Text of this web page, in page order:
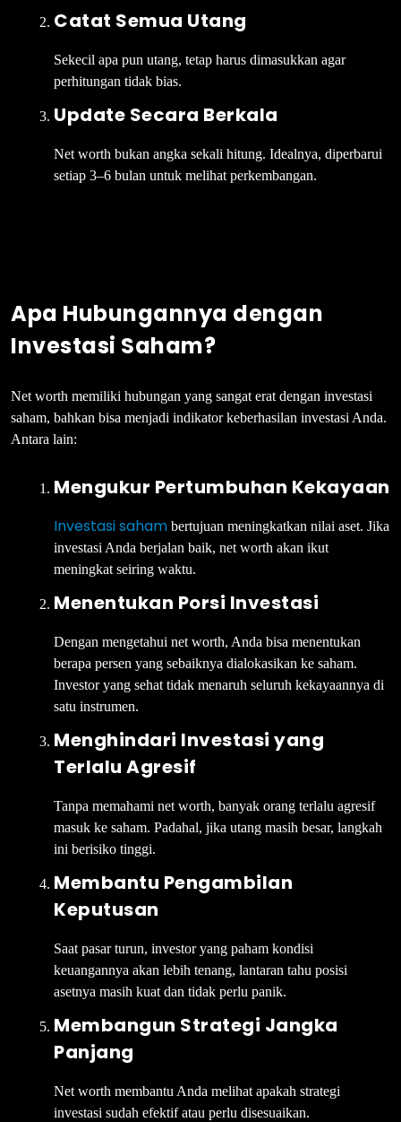
Catat Semua Utang
Sekecil apa pun utang, tetap harus dimasukkan agar
perhitungan tidak bias.
Update Secara Berkala
Net worth bukan angka sekali hitung. Idealnya, diperbarui
setiap 3–6 bulan untuk melihat perkembangan.
Apa Hubungannya dengan
Investasi Saham?
Net worth memiliki hubungan yang sangat erat dengan investasi
saham, bahkan bisa menjadi indikator keberhasilan investasi Anda.
Antara lain:
Mengukur Pertumbuhan Kekayaan
Investasi saham bertujuan meningkatkan nilai aset. Jika
investasi Anda berjalan baik, net worth akan ikut
meningkat seiring waktu.
Menentukan Porsi Investasi
Dengan mengetahui net worth, Anda bisa menentukan
berapa persen yang sebaiknya dialokasikan ke saham.
Investor yang sehat tidak menaruh seluruh kekayaannya di
satu instrumen.
Menghindari Investasi yang
Terlalu Agresif
Tanpa memahami net worth, banyak orang terlalu agresif
masuk ke saham. Padahal, jika utang masih besar, langkah
ini berisiko tinggi.
Membantu Pengambilan
Keputusan
Saat pasar turun, investor yang paham kondisi
keuangannya akan lebih tenang, lantaran tahu posisi
asetnya masih kuat dan tidak perlu panik.
Membangun Strategi Jangka
Panjang
Net worth membantu Anda melihat apakah strategi
investasi sudah efektif atau perlu disesuaikan.